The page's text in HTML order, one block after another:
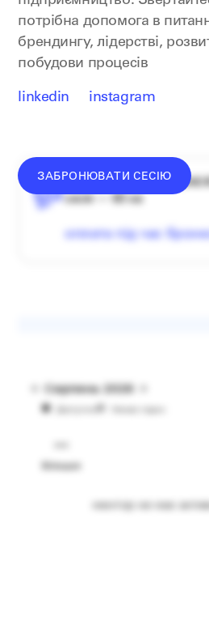
потрібна допомога в
брендингу, лідерстві,
побудови процесів
linkedin instagram
ЗАБРОНЮВАТИ СЕСІЮ
середній донат — 1340 ₴
сесія — 60 хв
оплата під час